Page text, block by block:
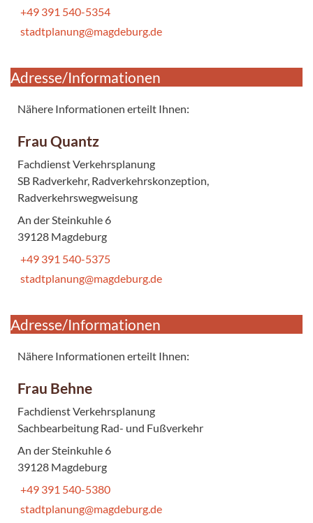
+49 391 540-5354
stadtplanung@magdeburg.de
Adresse/Informationen
Nähere Informationen erteilt Ihnen:
Frau Quantz
Fachdienst Verkehrsplanung
SB Radverkehr, Radverkehrskonzeption,
Radverkehrswegweisung
An der Steinkuhle 6
39128 Magdeburg
+49 391 540-5375
stadtplanung@magdeburg.de
Adresse/Informationen
Nähere Informationen erteilt Ihnen:
Frau Behne
Fachdienst Verkehrsplanung
Sachbearbeitung Rad- und Fußverkehr
An der Steinkuhle 6
39128 Magdeburg
+49 391 540-5380
stadtplanung@magdeburg.de